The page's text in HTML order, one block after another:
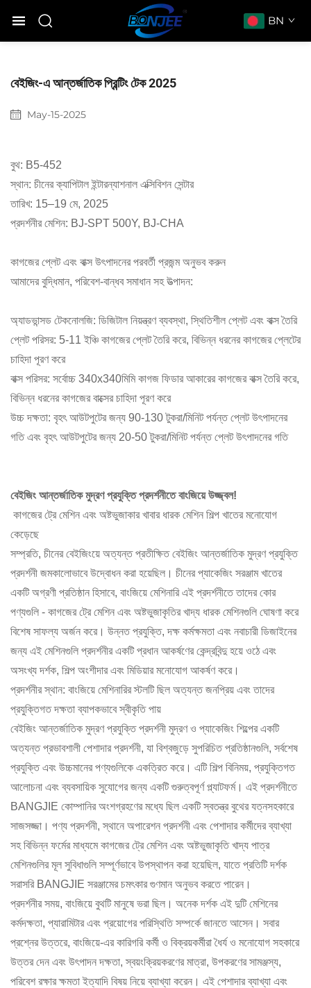
BN
বেইজিং-এ আন্তর্জাতিক প্রিন্টিং টেক 2025
May-15-2025
বুথ: B5-452
স্থান: চীনের ক্যাপিটাল ইন্টারন্যাশনাল এক্সিবিশন সেন্টার
তারিখ: 15–19 মে, 2025
প্রদর্শনীর মেশিন: BJ-SPT 500Y, BJ-CHA
কাগজের প্লেট এবং বাক্স উৎপাদনের পরবর্তী প্রজন্ম অনুভব করুন
আমাদের বুদ্ধিমান, পরিবেশ-বান্ধব সমাধান সহ উত্পাদন:
অ্যাডভান্সড টেকনোলজি: ডিজিটাল নিয়ন্ত্রণ ব্যবস্থা, স্থিতিশীল প্লেট এবং বাক্স তৈরি
প্লেট পরিসর: 5-11 ইঞ্চি কাগজের প্লেট তৈরি করে, বিভিন্ন ধরনের কাগজের প্লেটের
চাহিদা পূরণ করে
বাক্স পরিসর: সর্বোচ্চ 340x340মিমি কাগজ ফিডার আকারের কাগজের বাক্স তৈরি করে,
বিভিন্ন ধরনের কাগজের বাক্সের চাহিদা পূরণ করে
উচ্চ দক্ষতা: বৃহৎ আউটপুটের জন্য 90-130 টুকরা/মিনিট পর্যন্ত প্লেট উৎপাদনের
গতি এবং বৃহৎ আউটপুটের জন্য 20-50 টুকরা/মিনিট পর্যন্ত প্লেট উৎপাদনের গতি
বেইজিং আন্তর্জাতিক মুদ্রণ প্রযুক্তি প্রদর্শনীতে বাংজিয়ে উজ্জ্বল!
কাগজের ট্রে মেশিন এবং অষ্টভুজাকার খাবার ধারক মেশিন শিল্প খাতের মনোযোগ
কেড়েছে
সম্প্রতি, চীনের বেইজিংয়ে অত্যন্ত প্রতীক্ষিত বেইজিং আন্তর্জাতিক মুদ্রণ প্রযুক্তি
প্রদর্শনী জমকালোভাবে উদ্বোধন করা হয়েছিল। চীনের প্যাকেজিং সরঞ্জাম খাতের
একটি অগ্রণী প্রতিষ্ঠান হিসাবে, বাংজিয়ে মেশিনারি এই প্রদর্শনীতে তাদের কোর
পণ্যগুলি - কাগজের ট্রে মেশিন এবং অষ্টভুজাকৃতির খাদ্য ধারক মেশিনগুলি ঘোষণা করে
বিশেষ সাফল্য অর্জন করে। উন্নত প্রযুক্তি, দক্ষ কর্মক্ষমতা এবং নবাচারী ডিজাইনের
জন্য এই মেশিনগুলি প্রদর্শনীর একটি প্রধান আকর্ষণের কেন্দ্রবিন্দু হয়ে ওঠে এবং
অসংখ্য দর্শক, শিল্প অংশীদার এবং মিডিয়ার মনোযোগ আকর্ষণ করে।
প্রদর্শনীর স্থান: বাংজিয়ে মেশিনারির স্টলটি ছিল অত্যন্ত জনপ্রিয় এবং তাদের
প্রযুক্তিগত দক্ষতা ব্যাপকভাবে স্বীকৃতি পায়
বেইজিং আন্তর্জাতিক মুদ্রণ প্রযুক্তি প্রদর্শনী মুদ্রণ ও প্যাকেজিং শিল্পের একটি
অত্যন্ত প্রভাবশালী পেশাদার প্রদর্শনী, যা বিশ্বজুড়ে সুপরিচিত প্রতিষ্ঠানগুলি, সর্বশেষ
প্রযুক্তি এবং উচ্চমানের পণ্যগুলিকে একত্রিত করে। এটি শিল্প বিনিময়, প্রযুক্তিগত
আলোচনা এবং ব্যবসায়িক সুযোগের জন্য একটি গুরুত্বপূর্ণ প্ল্যাটফর্ম। এই প্রদর্শনীতে
BANGJIE কোম্পানির অংশগ্রহণের মধ্যে ছিল একটি স্বতন্ত্র বুথের যত্নসহকারে
সাজসজ্জা। পণ্য প্রদর্শনী, স্থানে অপারেশন প্রদর্শনী এবং পেশাদার কর্মীদের ব্যাখ্যা
সহ বিভিন্ন ফর্মের মাধ্যমে কাগজের ট্রে মেশিন এবং অষ্টভুজাকৃতি খাদ্য পাত্র
মেশিনগুলির মূল সুবিধাগুলি সম্পূর্ণভাবে উপস্থাপন করা হয়েছিল, যাতে প্রতিটি দর্শক
সরাসরি BANGJIE সরঞ্জামের চমৎকার গুণমান অনুভব করতে পারেন।
প্রদর্শনীর সময়, বাংজিয়ে বুথটি মানুষে ভরা ছিল। অনেক দর্শক এই দুটি মেশিনের
কর্মদক্ষতা, প্যারামিটার এবং প্রয়োগের পরিস্থিতি সম্পর্কে জানতে আসেন। সবার
প্রশ্নের উত্তরে, বাংজিয়ে-এর কারিগরি কর্মী ও বিক্রয়কর্মীরা ধৈর্য ও মনোযোগ সহকারে
উত্তর দেন এবং উৎপাদন দক্ষতা, স্বয়ংক্রিয়করণের মাত্রা, উপকরণের সামঞ্জস্য,
পরিবেশ রক্ষার ক্ষমতা ইত্যাদি বিষয় নিয়ে ব্যাখ্যা করেন। এই পেশাদার ব্যাখ্যা এবং